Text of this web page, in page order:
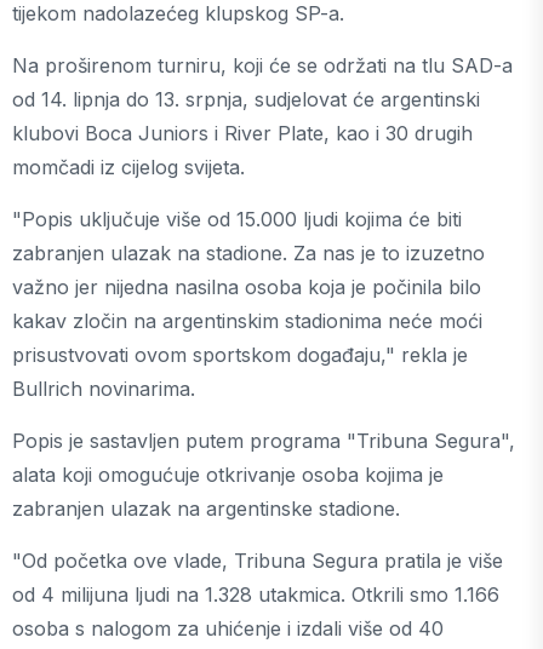
tijekom nadolazećeg klupskog SP-a.
Na proširenom turniru, koji će se održati na tlu SAD-a
od 14. lipnja do 13. srpnja, sudjelovat će argentinski
klubovi Boca Juniors i River Plate, kao i 30 drugih
momčadi iz cijelog svijeta.
"Popis uključuje više od 15.000 ljudi kojima će biti
zabranjen ulazak na stadione. Za nas je to izuzetno
važno jer nijedna nasilna osoba koja je počinila bilo
kakav zločin na argentinskim stadionima neće moći
prisustvovati ovom sportskom događaju," rekla je
Bullrich novinarima.
Popis je sastavljen putem programa "Tribuna Segura",
alata koji omogućuje otkrivanje osoba kojima je
zabranjen ulazak na argentinske stadione.
"Od početka ove vlade, Tribuna Segura pratila je više
od 4 milijuna ljudi na 1.328 utakmica. Otkrili smo 1.166
osoba s nalogom za uhićenje i izdali više od 40